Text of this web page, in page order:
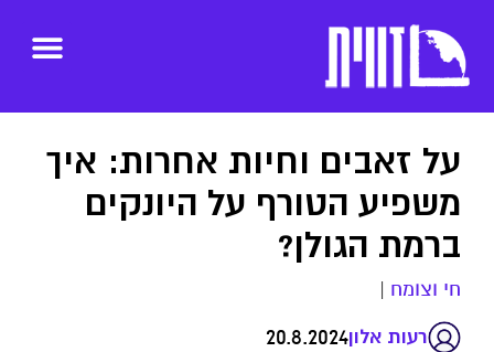
על זאבים וחיות אחרות: איך
משפיע הטורף על היונקים
ברמת הגולן?
חי וצומח |
רעות אלון20.8.2024